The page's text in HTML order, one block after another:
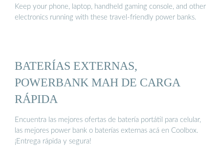
Keep your phone, laptop, handheld gaming console, and other
electronics running with these travel-friendly power banks.
BATERÍAS EXTERNAS,
POWERBANK MAH DE CARGA
RÁPIDA
Encuentra las mejores ofertas de batería portátil para celular,
las mejores power bank o baterías externas acá en Coolbox.
¡Entrega rápida y segura!